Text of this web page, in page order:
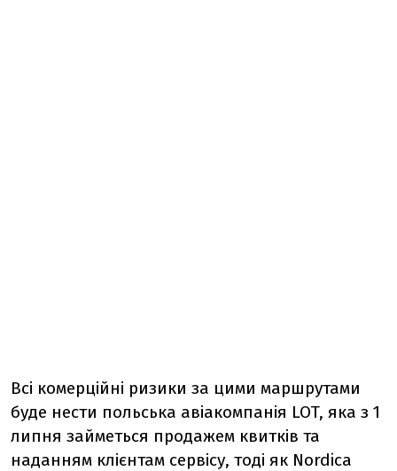
Всі комерційні ризики за цими маршрутами
буде нести польська авіакомпанія LOT, яка з 1
липня займеться продажем квитків та
наданням клієнтам сервісу, тоді як Nordica